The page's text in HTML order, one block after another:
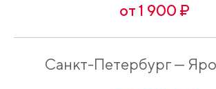
от 1 900 ₽
Санкт-Петербург —